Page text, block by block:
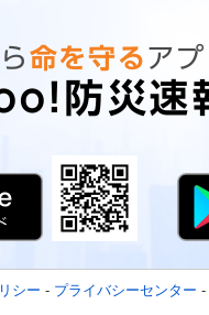
シー - プライバシーセンター -